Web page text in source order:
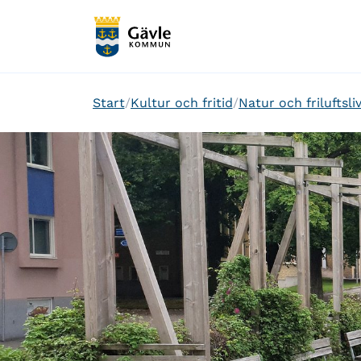
Start Kultur och fritid Natur och friluftsliv